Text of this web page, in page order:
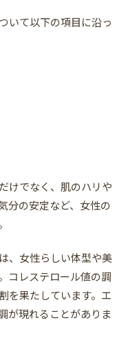
いて以下の項目に沿っ
けでなく、肌のハリや
分の安定など、女性の
、女性らしい体型や美
コレステロール値の調
を果たしています。エ
が現れることがありま